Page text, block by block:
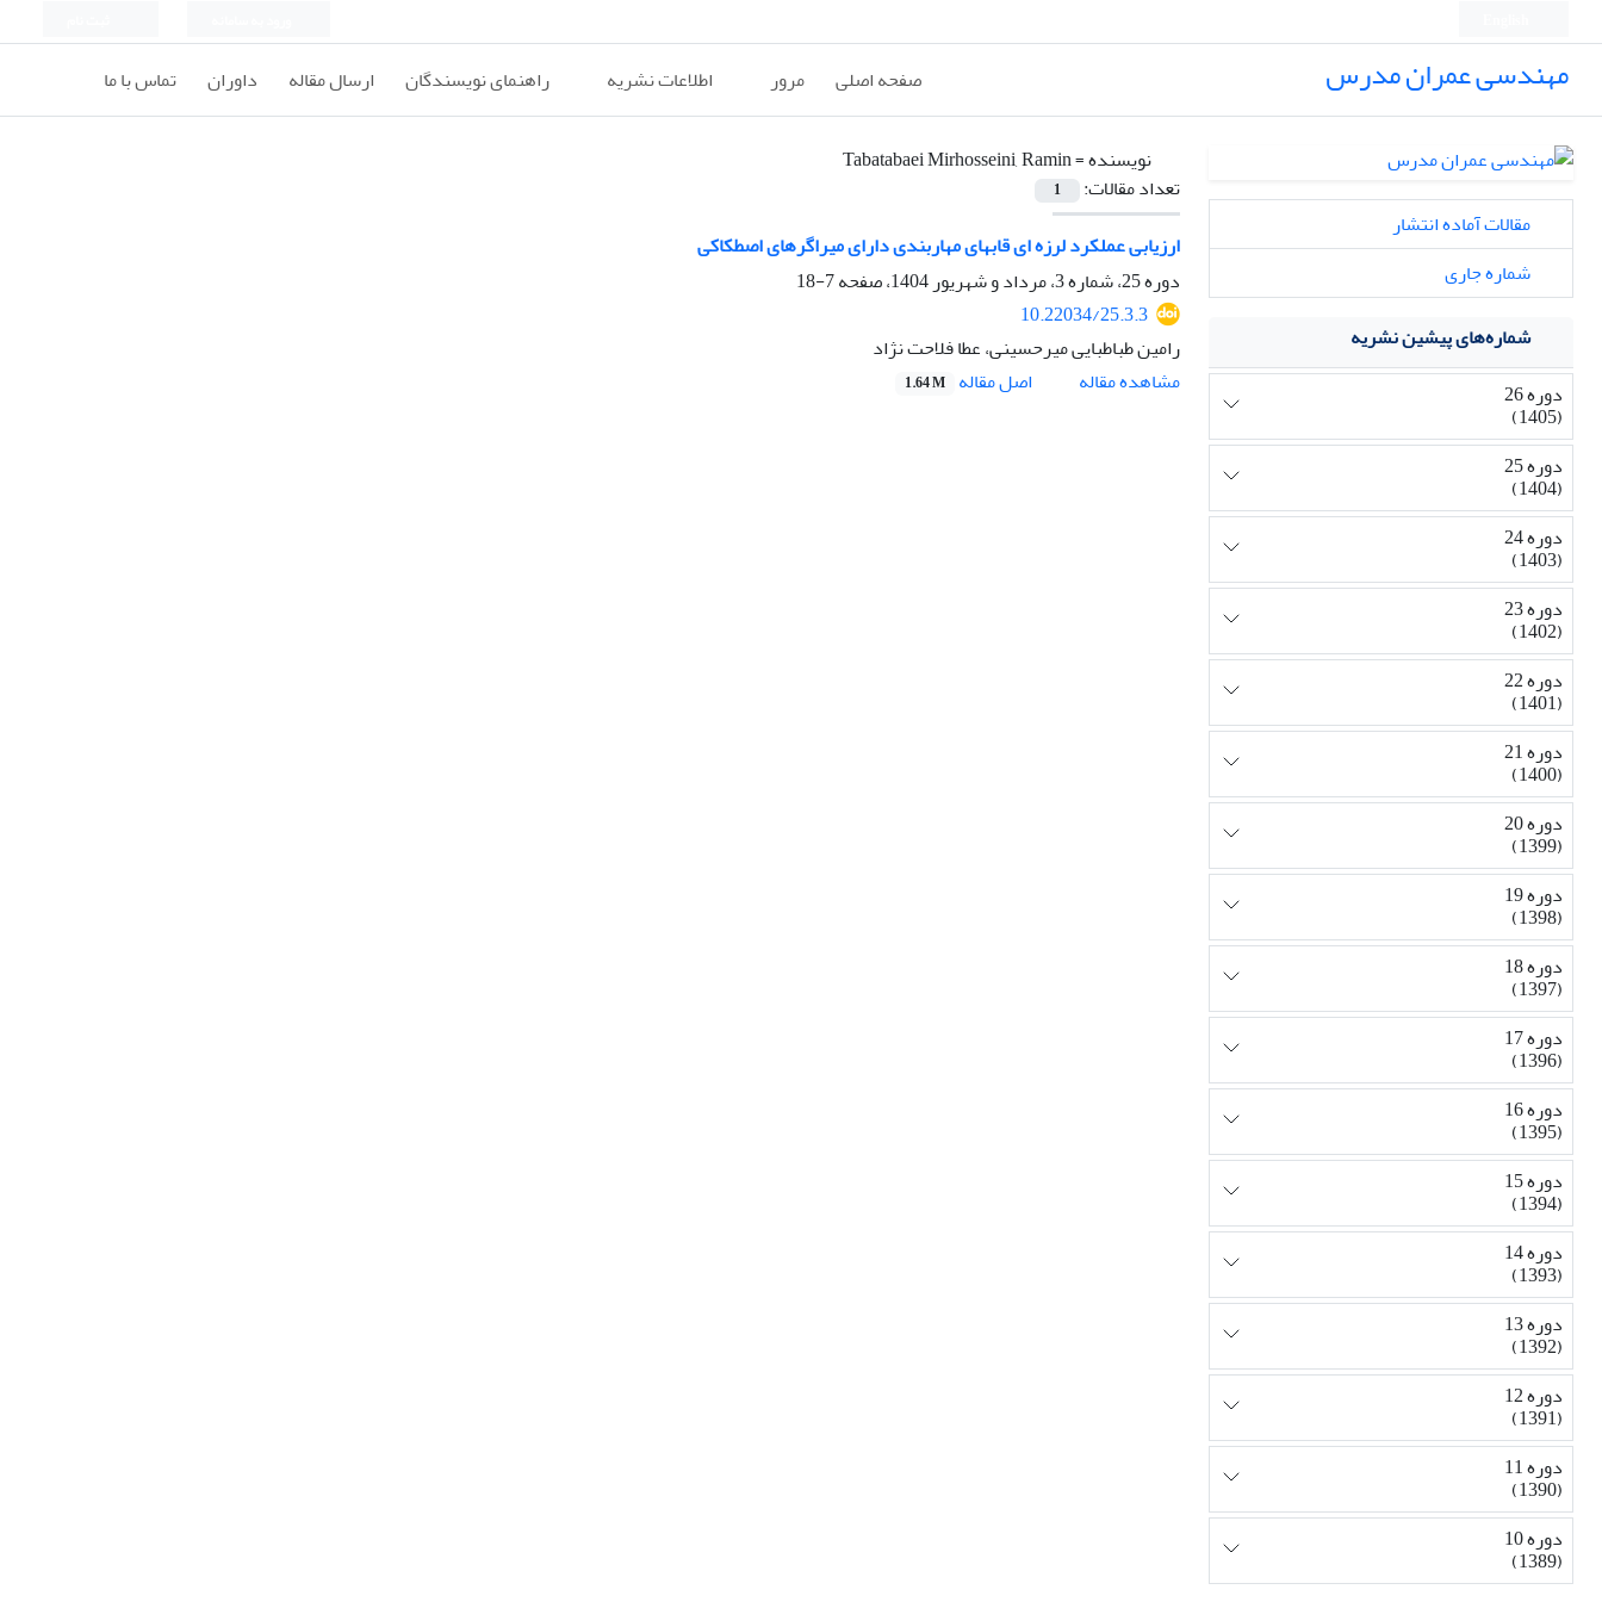
مهندسی عمران مدرس صفحه اصلی مرور اطلاعات نشریه راهنمای نویسندگان ارسال مقاله داوران تماس با ما
نویسنده =Tabatabaei Mirhosseini, Ramin
تعداد مقالات:
1
ارزیابی عملکرد لرزه ای قابهای مهاربندی دارای میراگرهای اصطکاکی
دوره 25، شماره 3، مرداد و شهریور 1404، صفحه
7-18
10.22034/25.3.3
رامین طباطبایی میرحسینی، عطا فلاحت نژاد
مشاهده مقاله
اصل مقاله 1.64 M
مقالات آماده انتشار
شماره جاری
شماره‌های پیشین نشریه
دوره 26
(1405)
دوره 25
(1404)
دوره 24
(1403)
دوره 23
(1402)
دوره 22
(1401)
دوره 21
(1400)
دوره 20
(1399)
دوره 19
(1398)
دوره 18
(1397)
دوره 17
(1396)
دوره 16
(1395)
دوره 15
(1394)
دوره 14
(1393)
دوره 13
(1392)
دوره 12
(1391)
دوره 11
(1390)
دوره 10
(1389)